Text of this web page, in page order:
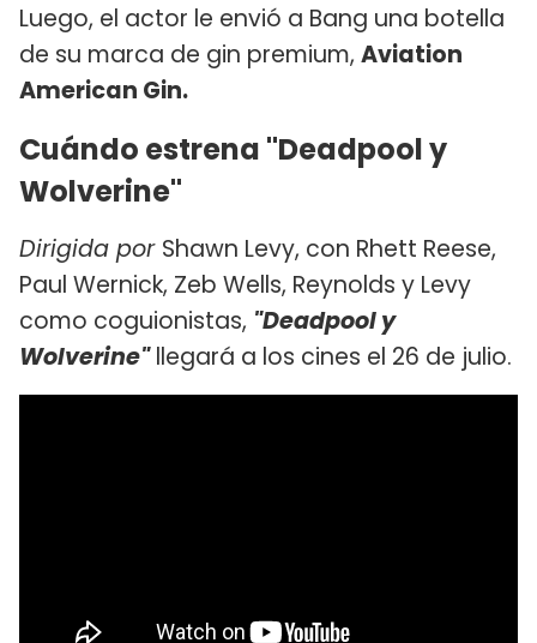
Luego, el actor le envió a Bang una botella
de su marca de gin premium, Aviation
American Gin.
Cuándo estrena "Deadpool y
Wolverine"
Dirigida por Shawn Levy, con Rhett Reese,
Paul Wernick, Zeb Wells, Reynolds y Levy
como coguionistas, "Deadpool y
Wolverine"llegará a los cines el 26 de julio.